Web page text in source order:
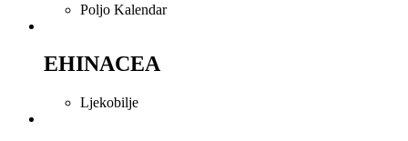
Poljo Kalendar
EHINACEA
Ljekobilje